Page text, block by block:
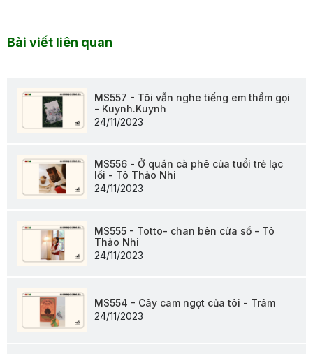
Bài viết liên quan
MS557 - Tôi vẫn nghe tiếng em thầm gọi
- Kuynh.Kuynh
24/11/2023
MS556 - Ở quán cà phê của tuổi trẻ lạc
lối - Tô Thảo Nhi
24/11/2023
MS555 - Totto- chan bên cửa sổ - Tô
Thảo Nhi
24/11/2023
MS554 - Cây cam ngọt của tôi - Trâm
24/11/2023